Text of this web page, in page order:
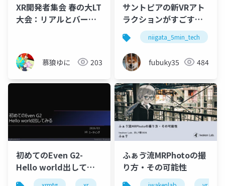
XR開発者集会 春の大LT
大会：リアルとバーチ
慕狼ゆに 203
サントピアの新VRアト
ラクションがすごすぎ
た話
niigata_5min_tech
fubuky35 484
初めてのEven G2-
Hello world出してみ
る
ふぁゔ流MRPhotoの撮
り方・その可能性